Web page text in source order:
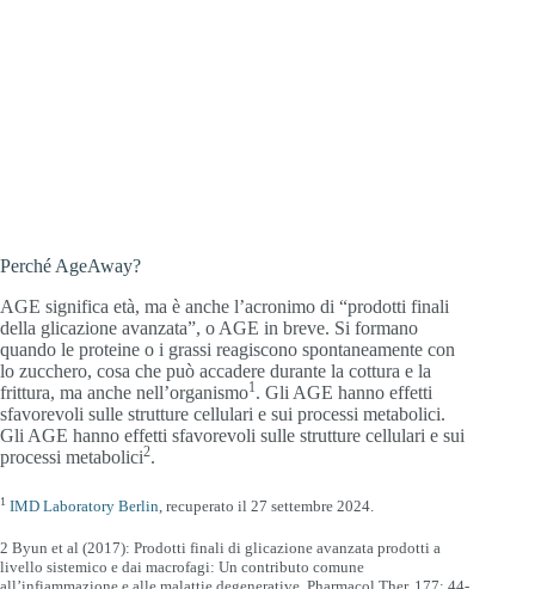
Perché AgeAway?
AGE significa età, ma è anche l’acronimo di “prodotti finali
della glicazione avanzata”, o AGE in breve. Si formano
quando le proteine o i grassi reagiscono spontaneamente con
lo zucchero, cosa che può accadere durante la cottura e la
frittura, ma anche nell’organismo1 . Gli AGE hanno effetti
sfavorevoli sulle strutture cellulari e sui processi metabolici.
Gli AGE hanno effetti sfavorevoli sulle strutture cellulari e sui
processi metabolici2.
1 IMD Laboratory Berlin , recuperato il 27 settembre 2024.
2 Byun et al (2017): Prodotti finali di glicazione avanzata prodotti a
livello sistemico e dai macrofagi: Un contributo comune